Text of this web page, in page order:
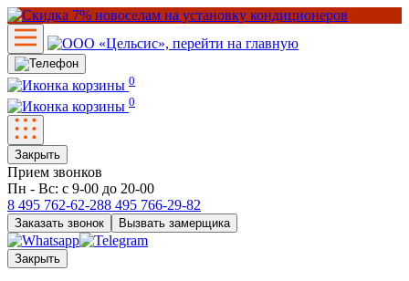
0
0
Закрыть
Прием звонков
Пн - Вс: с 9-00 до 20-00
8 495 762-62-288 495 766-29-82
Заказать звонок Вызвать замерщика
Закрыть